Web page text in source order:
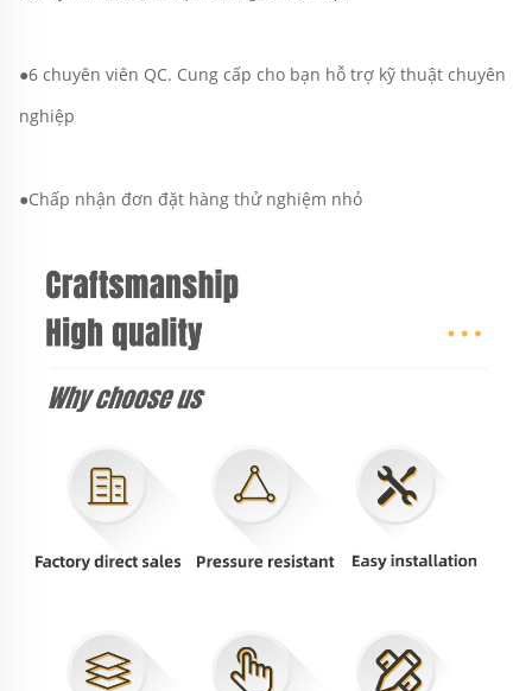
●6 chuyên viên QC. Cung cấp cho bạn hỗ trợ kỹ thuật chuyên
nghiệp
●Chấp nhận đơn đặt hàng thử nghiệm nhỏ